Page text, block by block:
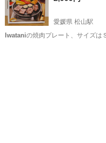
愛媛県 松山駅
Iwataniの焼肉プレート、サイズは